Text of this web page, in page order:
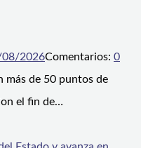
2026Comentarios: 0
más de 50 puntos de
el fin de…